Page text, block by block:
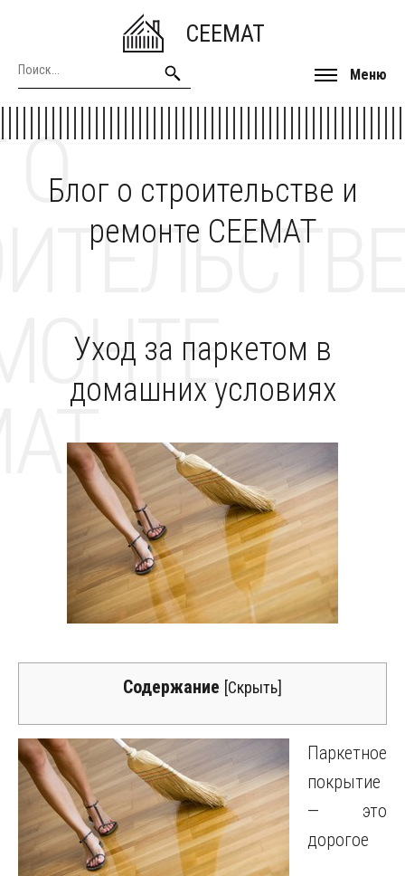
CEEMAT
Меню
Блог о строительстве и
ремонте CEEMAT
О
Уход за паркетом в
домашних условиях
Содержание [Скрыть]
Паркетное
покрытие
— это
дорогое